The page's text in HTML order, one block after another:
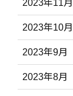
2023年11月
2023年10月
2023年9月
2023年8月